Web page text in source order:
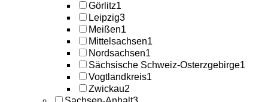
Görlitz1
Leipzig3
Meißen1
Mittelsachsen1
Nordsachsen1
Sächsische Schweiz-Osterzgebirge1
Vogtlandkreis1
Zwickau2